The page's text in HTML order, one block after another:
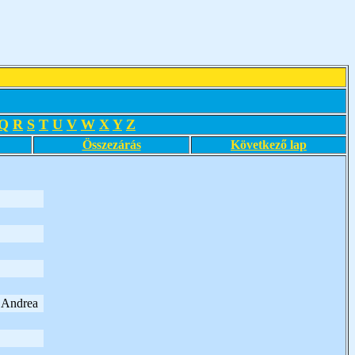
R S T U V W X Y Z
Összezárás Következő lap